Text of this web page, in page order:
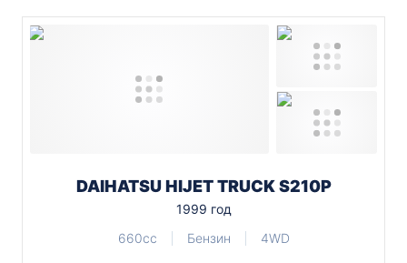
DAIHATSU HIJET TRUCK S210P
1999 год
660cc
Бензин 4WD